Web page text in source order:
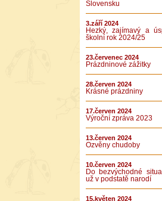
Slovensku
3.září 2024
Hezký, zajímavý a
školní rok 2024/25
23.červenec 2024
Prázdninové zážitky
28.červen 2024
Krásné prázdniny
17.červen 2024
Výroční zpráva 2023
13.červen 2024
Ozvěny chudoby
10.červen 2024
Do bezvýchodné
už v podstatě narodí
15.květen 2024